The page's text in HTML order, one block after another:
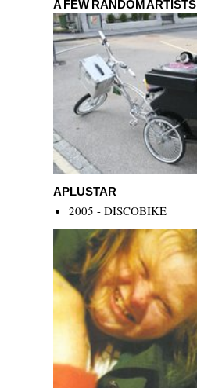
A FEW RANDOM ARTISTS
APLUSTAR
2005 - DISCOBIKE